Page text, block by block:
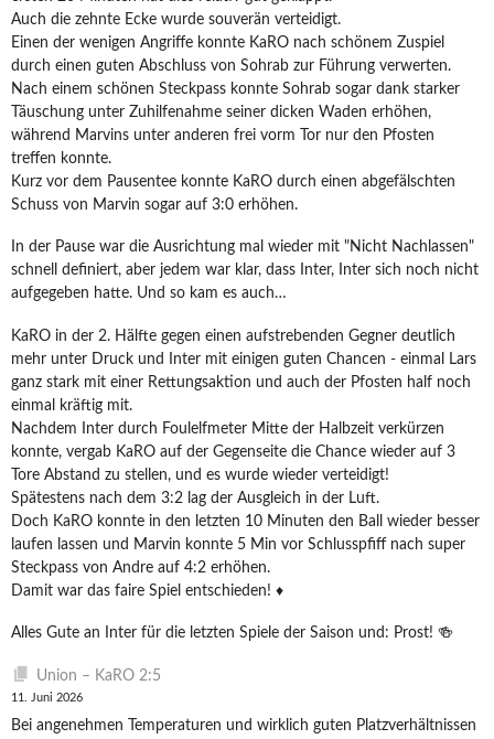
Auch die zehnte Ecke wurde souverän verteidigt.
Einen der wenigen Angriffe konnte KaRO nach schönem Zuspiel
durch einen guten Abschluss von Sohrab zur Führung verwerten.
Nach einem schönen Steckpass konnte Sohrab sogar dank starker
Täuschung unter Zuhilfenahme seiner dicken Waden erhöhen,
während Marvins unter anderen frei vorm Tor nur den Pfosten
treffen konnte.
Kurz vor dem Pausentee konnte KaRO durch einen abgefälschten
Schuss von Marvin sogar auf 3:0 erhöhen.
In der Pause war die Ausrichtung mal wieder mit "Nicht Nachlassen"
schnell definiert, aber jedem war klar, dass Inter, Inter sich noch nicht
aufgegeben hatte. Und so kam es auch…
KaRO in der 2. Hälfte gegen einen aufstrebenden Gegner deutlich
mehr unter Druck und Inter mit einigen guten Chancen - einmal Lars
ganz stark mit einer Rettungsaktion und auch der Pfosten half noch
einmal kräftig mit.
Nachdem Inter durch Foulelfmeter Mitte der Halbzeit verkürzen
konnte, vergab KaRO auf der Gegenseite die Chance wieder auf 3
Tore Abstand zu stellen, und es wurde wieder verteidigt!
Spätestens nach dem 3:2 lag der Ausgleich in der Luft.
Doch KaRO konnte in den letzten 10 Minuten den Ball wieder besser
laufen lassen und Marvin konnte 5 Min vor Schlusspfiff nach super
Steckpass von Andre auf 4:2 erhöhen.
Damit war das faire Spiel entschieden! ♦️
Alles Gute an Inter für die letzten Spiele der Saison und: Prost! 🍻
Union – KaRO 2:5
11. Juni 2026
Bei angenehmen Temperaturen und wirklich guten Platzverhältnissen